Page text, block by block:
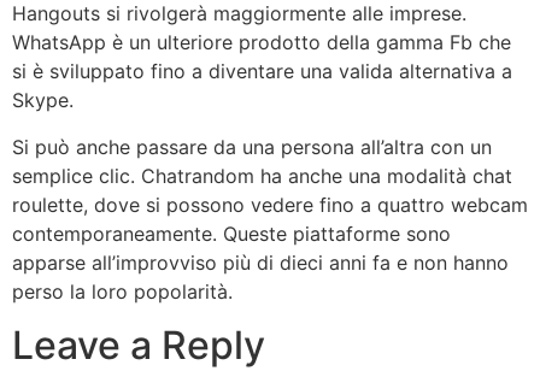
Hangouts si rivolgerà maggiormente alle imprese.
WhatsApp è un ulteriore prodotto della gamma Fb che
si è sviluppato fino a diventare una valida alternativa a
Skype.
Si può anche passare da una persona all’altra con un
semplice clic. Chatrandom ha anche una modalità chat
roulette, dove si possono vedere fino a quattro webcam
contemporaneamente. Queste piattaforme sono
apparse all’improvviso più di dieci anni fa e non hanno
perso la loro popolarità.
Leave a Reply